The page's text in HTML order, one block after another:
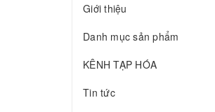
Giới thiệu
Danh mục sản phẩm
KÊNH TẠP HÓA
Tin tức